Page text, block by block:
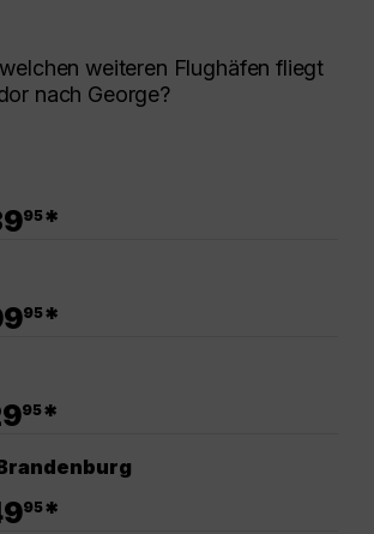
weiteren Flughäfen fliegt
nach George?
95*
95*
95*
95*